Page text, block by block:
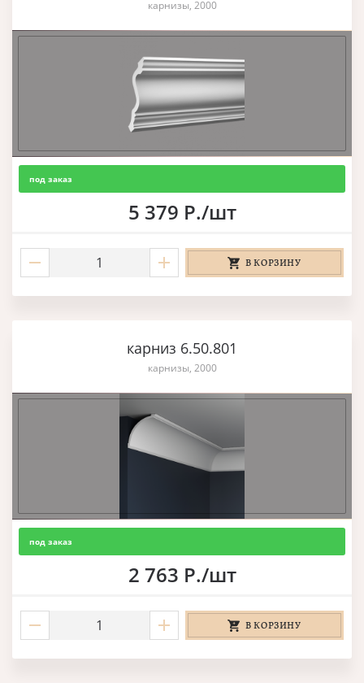
карнизы, 2000
под заказ
5 379 Р./шт
В КОРЗИНУ
карниз 6.50.801
карнизы, 2000
под заказ
2 763 Р./шт
В КОРЗИНУ